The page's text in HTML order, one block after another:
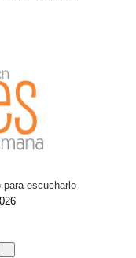
para escucharlo